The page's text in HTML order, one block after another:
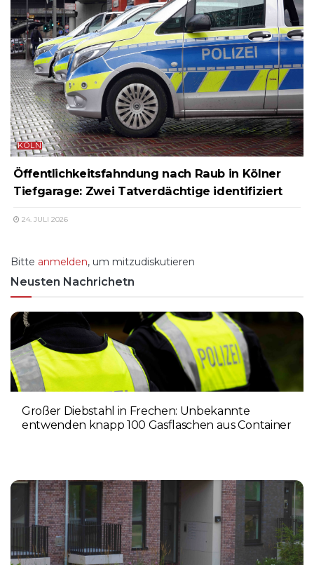
KÖLN
Öffentlichkeitsfahndung nach Raub in Kölner
Tiefgarage: Zwei Tatverdächtige identifiziert
24. JULI 2026
Bitte anmelden, um mitzudiskutieren
Neusten Nachrichetn
Großer Diebstahl in Frechen: Unbekannte
entwenden knapp 100 Gasflaschen aus Container